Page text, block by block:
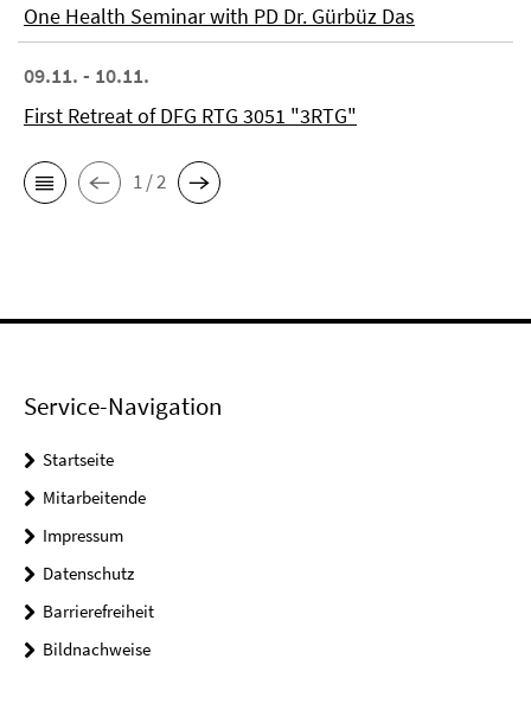
One Health Seminar with PD Dr. Gürbüz Das
09.11. - 10.11.
First Retreat of DFG RTG 3051 "3RTG"
1 / 2
Service-Navigation
Startseite
Mitarbeitende
Impressum
Datenschutz
Barrierefreiheit
Bildnachweise